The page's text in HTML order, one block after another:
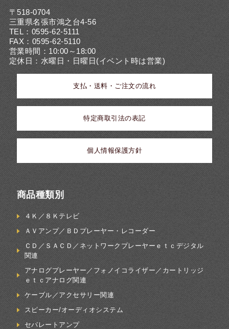
〒518-0704
三重県名張市鴻之台4-56
TEL：0595-62-5111
FAX：0595-62-5110
営業時間：10:00～18:00
定休日：水曜日・日曜日(イベント時は営業)
支払・送料・ご注文の流れ
特定商取引法の表記
個人情報保護方針
商品種類別
４Ｋ／８Ｋテレビ
ＡＶアンプ／ＢＤプレーヤー・レコーダー
ＣＤ／ＳＡＣＤ／ネットワークプレーヤーｅｔｃデジタル
関連
アナログプレーヤー／フォノイコライザー／カートリッジ
ｅｔｃアナログ関連
ケーブル／アクセサリー関連
スピーカー/オーディオシステム
セパレートアンプ